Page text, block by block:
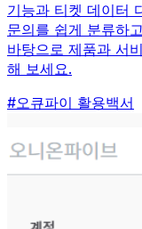
기능과 티켓 데이터
문의를 쉽게 분류하
바탕으로 제품과 서
해 보세요.
#오큐파이 활용백서